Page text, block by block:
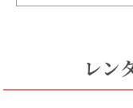
レン